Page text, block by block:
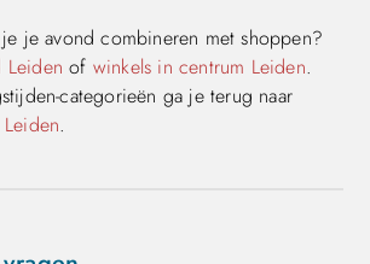
je avond combineren met shoppen?
Leiden of winkels in centrum Leiden.
categorieën ga je terug naar
.